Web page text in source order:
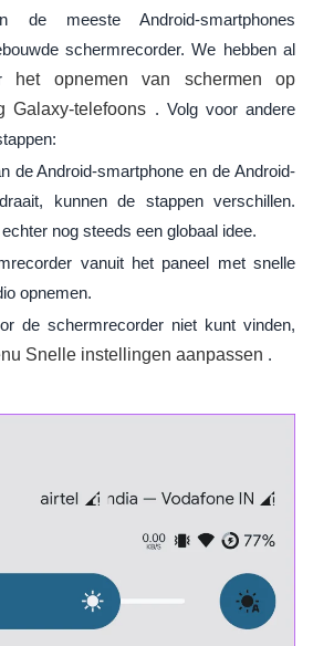
de meeste Android-smartphones
schermrecorder. We hebben al
het opnemen van schermen op
Galaxy-telefoons . Volg voor andere
de Android-smartphone en de Android-
kunnen de stappen verschillen.
nog steeds een globaal idee.
vanuit het paneel met snelle
opnemen.
de schermrecorder niet kunt vinden,
Snelle instellingen aanpassen .